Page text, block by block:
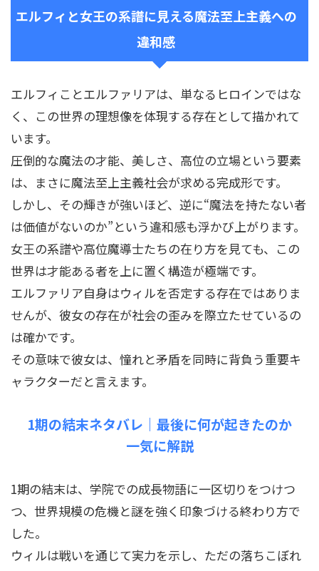
エルフィと女王の系譜に見える魔法至上主義への
違和感
エルフィことエルファリアは、単なるヒロインではな
く、この世界の理想像を体現する存在として描かれて
います。
圧倒的な魔法の才能、美しさ、高位の立場という要素
は、まさに魔法至上主義社会が求める完成形です。
しかし、その輝きが強いほど、逆に“魔法を持たない者
は価値がないのか”という違和感も浮かび上がります。
女王の系譜や高位魔導士たちの在り方を見ても、この
世界は才能ある者を上に置く構造が極端です。
エルファリア自身はウィルを否定する存在ではありま
せんが、彼女の存在が社会の歪みを際立たせているの
は確かです。
その意味で彼女は、憧れと矛盾を同時に背負う重要キ
ャラクターだと言えます。
1期の結末ネタバレ｜最後に何が起きたのか
一気に解説
1期の結末は、学院での成長物語に一区切りをつけつ
つ、世界規模の危機と謎を強く印象づける終わり方で
した。
ウィルは戦いを通じて実力を示し、ただの落ちこぼれ